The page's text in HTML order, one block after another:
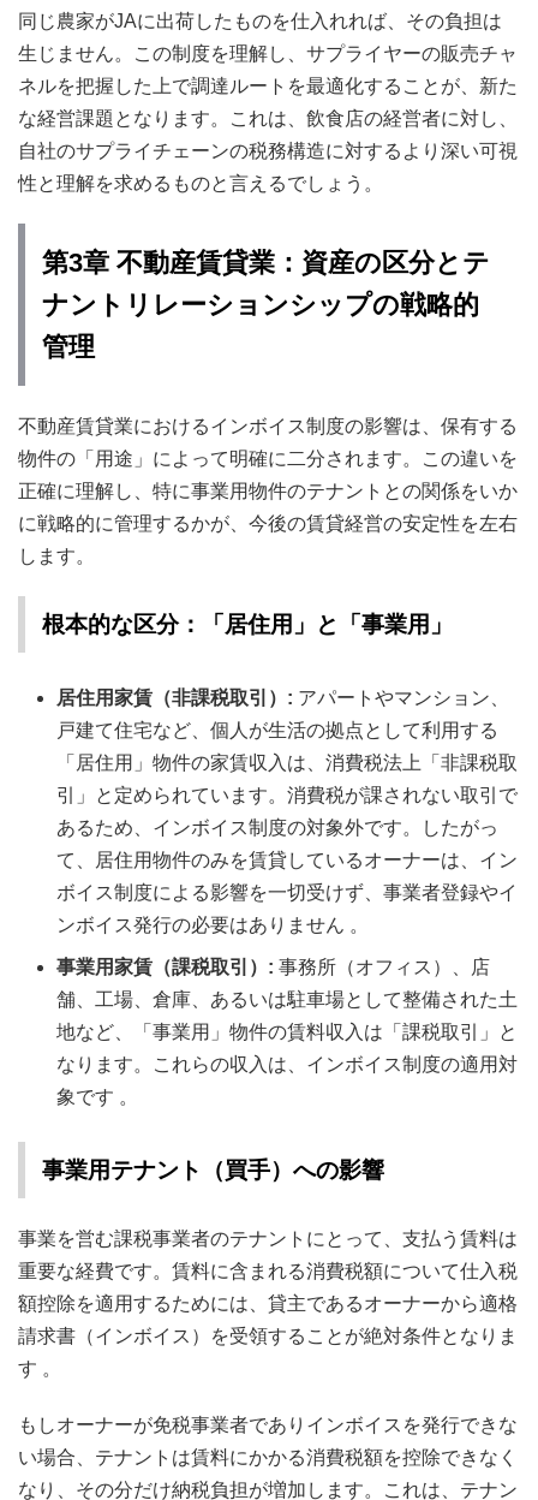
同じ農家がJAに出荷したものを仕入れれば、その負担は
生じません。この制度を理解し、サプライヤーの販売チャ
ネルを把握した上で調達ルートを最適化することが、新た
な経営課題となります。これは、飲食店の経営者に対し、
自社のサプライチェーンの税務構造に対するより深い可視
性と理解を求めるものと言えるでしょう。
第3章 不動産賃貸業：資産の区分とテ
ナントリレーションシップの戦略的
管理
不動産賃貸業におけるインボイス制度の影響は、保有する
物件の「用途」によって明確に二分されます。この違いを
正確に理解し、特に事業用物件のテナントとの関係をいか
に戦略的に管理するかが、今後の賃貸経営の安定性を左右
します。
根本的な区分：「居住用」と「事業用」
居住用家賃（非課税取引）: アパートやマンション、
戸建て住宅など、個人が生活の拠点として利用する
「居住用」物件の家賃収入は、消費税法上「非課税取
引」と定められています。消費税が課されない取引で
あるため、インボイス制度の対象外です。したがっ
て、居住用物件のみを賃貸しているオーナーは、イン
ボイス制度による影響を一切受けず、事業者登録やイ
ンボイス発行の必要はありません 。
事業用家賃（課税取引）: 事務所（オフィス）、店
舗、工場、倉庫、あるいは駐車場として整備された土
地など、「事業用」物件の賃料収入は「課税取引」と
なります。これらの収入は、インボイス制度の適用対
象です 。
事業用テナント（買手）への影響
事業を営む課税事業者のテナントにとって、支払う賃料は
重要な経費です。賃料に含まれる消費税額について仕入税
額控除を適用するためには、貸主であるオーナーから適格
請求書（インボイス）を受領することが絶対条件となりま
す 。
もしオーナーが免税事業者でありインボイスを発行できな
い場合、テナントは賃料にかかる消費税額を控除できなく
なり、その分だけ納税負担が増加します。これは、テナン